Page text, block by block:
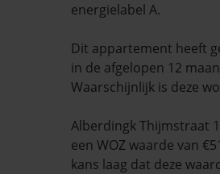
energielabel A.
Dit appartement heeft
in de afgelopen 12
Waarschijnlijk is deze
Alberdingk Thijmstraat
een WOZ waarde van
kans laag dat deze